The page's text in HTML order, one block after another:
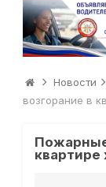
Новости
возгорание в